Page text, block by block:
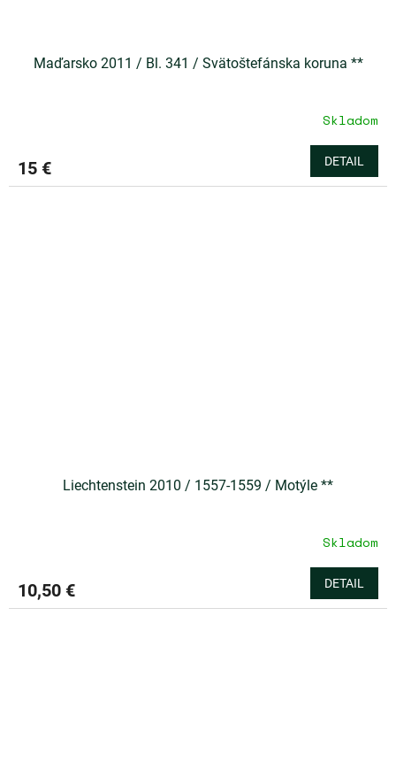
Maďarsko 2011 / Bl. 341 / Svätoštefánska koruna **
Skladom
15 € DETAIL
Liechtenstein 2010 / 1557-1559 / Motýle **
Skladom
10,50 € DETAIL